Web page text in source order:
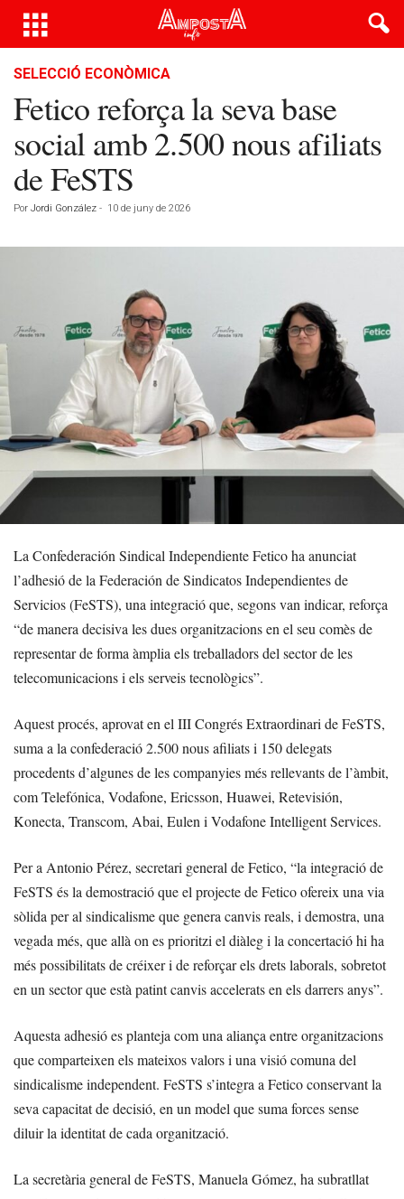
SELECCIÓ ECONÒMICA
Fetico reforça la seva base
social amb 2.500 nous afiliats
de FeSTS
Por Jordi González - 10 de juny de 2026
La Confederación Sindical Independiente Fetico ha anunciat
l’adhesió de la Federación de Sindicatos Independientes de
Servicios (FeSTS), una integració que, segons van indicar, reforça
“de manera decisiva les dues organitzacions en el seu comès de
representar de forma àmplia els treballadors del sector de les
telecomunicacions i els serveis tecnològics”.
Aquest procés, aprovat en el III Congrés Extraordinari de FeSTS,
suma a la confederació 2.500 nous afiliats i 150 delegats
procedents d’algunes de les companyies més rellevants de l’àmbit,
com Telefónica, Vodafone, Ericsson, Huawei, Retevisión,
Konecta, Transcom, Abai, Eulen i Vodafone Intelligent Services.
Per a Antonio Pérez, secretari general de Fetico, “la integració de
FeSTS és la demostració que el projecte de Fetico ofereix una via
sòlida per al sindicalisme que genera canvis reals, i demostra, una
vegada més, que allà on es prioritzi el diàleg i la concertació hi ha
més possibilitats de créixer i de reforçar els drets laborals, sobretot
en un sector que està patint canvis accelerats en els darrers anys”.
Aquesta adhesió es planteja com una aliança entre organitzacions
que comparteixen els mateixos valors i una visió comuna del
sindicalisme independent. FeSTS s’integra a Fetico conservant la
seva capacitat de decisió, en un model que suma forces sense
diluir la identitat de cada organització.
La secretària general de FeSTS, Manuela Gómez, ha subratllat